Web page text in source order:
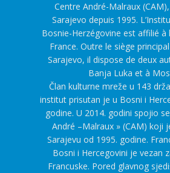
Centre André-Malraux
Sarajevo depuis 1995.
Bosnie-Herzégovine est affilié à
France. Outre le siège
Sarajevo, il dispose de deux
Banja Luka et à
Član kulturne mreže u 143
institut prisutan je u Bosni i
godine. U 2014. godini spojio
André –Malraux » (CAM) koji
Sarajevu od 1995. godine.
Bosni i Hercegovini je vezan
Francuske. Pored glavnog